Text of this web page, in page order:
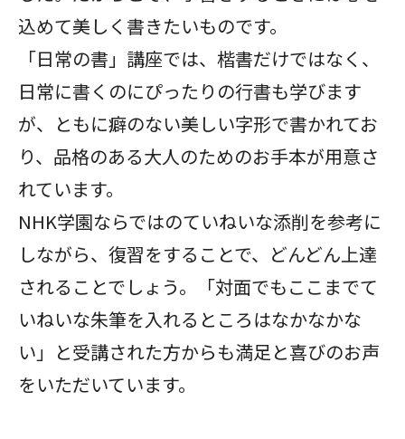
込めて美しく書きたいものです。
「日常の書」講座では、楷書だけではなく、
日常に書くのにぴったりの行書も学びます
が、ともに癖のない美しい字形で書かれてお
り、品格のある大人のためのお手本が用意さ
れています。
NHK学園ならではのていねいな添削を参考に
しながら、復習をすることで、どんどん上達
されることでしょう。「対面でもここまでて
いねいな朱筆を入れるところはなかなかな
い」と受講された方からも満足と喜びのお声
をいただいています。